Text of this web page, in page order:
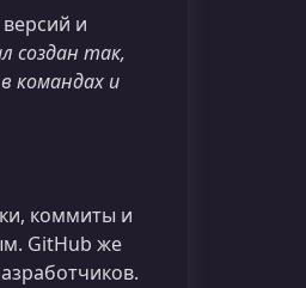
и
создан так,
командах и
коммиты и
GitHub же